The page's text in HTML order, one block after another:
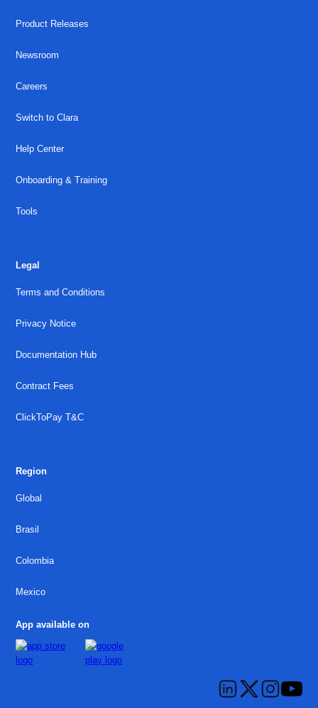
Product Releases
Newsroom
Careers
Switch to Clara
Help Center
Onboarding & Training
Tools
Legal
Terms and Conditions
Privacy Notice
Documentation Hub
Contract Fees
ClickToPay T&C
Region
Global
Brasil
Colombia
Mexico
App available on